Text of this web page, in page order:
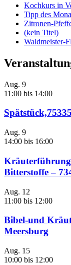
Kochkurs in
Tipp des
Zitronen-
(kein Titel)
Waldmeister-
Aug. 9
11:00 bis 14:00
Aug. 9
14:00 bis 16:00
Bitterstoffe –
Aug. 12
11:00 bis 12:00
Bibel-und
Meersburg
Aug. 15
10:00 bis 12:00